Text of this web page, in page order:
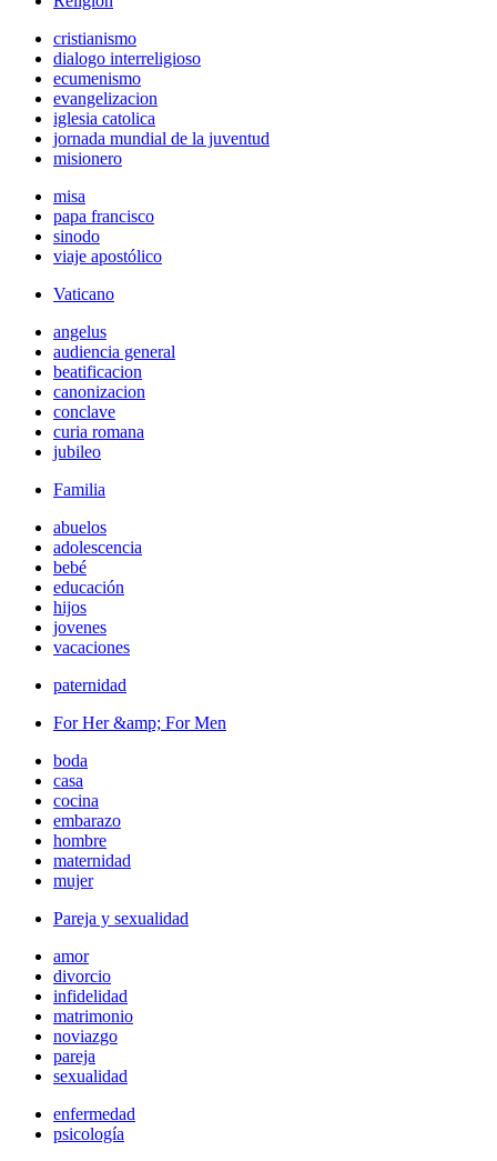
cristianismo
dialogo interreligioso
ecumenismo
evangelizacion
iglesia catolica
jornada mundial de la juventud
misionero
misa
papa francisco
sinodo
viaje apostólico
Vaticano
angelus
audiencia general
beatificacion
canonizacion
conclave
curia romana
jubileo
Familia
abuelos
adolescencia
bebé
educación
hijos
jovenes
vacaciones
paternidad
For Her &amp; For Men
boda
casa
cocina
embarazo
hombre
maternidad
mujer
Pareja y sexualidad
amor
divorcio
infidelidad
matrimonio
noviazgo
pareja
sexualidad
enfermedad
psicología